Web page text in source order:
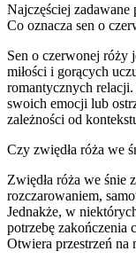
Najczęściej zadawane
Co oznacza sen o
Sen o czerwonej róży
miłości i gorących
romantycznych
swoich emocji lub
zależności od
Czy zwiędła róża we
Zwiędła róża we śnie
rozczarowaniem,
Jednakże, w
potrzebę zakończenia
Otwiera przestrzeń na